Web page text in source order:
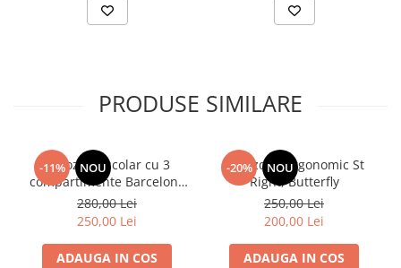
PRODUSE SIMILARE
-11% NOU
Ghiozdan școlar cu 3
compartimente Barcelona
AB340 Astrabag
albastru/rosu
280,00 Lei
250,00 Lei
ADAUGA IN COS
-20% NOU
Ghiozdan ergonomic St
Right, Butterfly
250,00 Lei
200,00 Lei
ADAUGA IN COS